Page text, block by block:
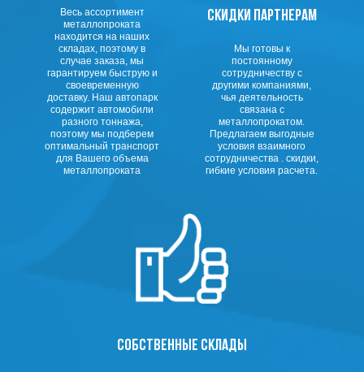
Весь ассортимент
металлопроката
находится на наших
складах, поэтому в
случае заказа, мы
гарантируем быструю и
своевременную
доставку. Наш автопарк
содержит автомобили
разного тоннажа,
поэтому мы подберем
оптимальный транспорт
для Вашего объема
металлопроката
СКИДКИ ПАРТНЕРАМ
Мы готовы к
постоянному
сотрудничеству с
другими компаниями,
чья деятельность
связана с
металлопрокатом.
Предлагаем выгодные
условия взаимного
сотрудничества . скидки,
гибкие условия расчета.
СОБСТВЕННЫЕ СКЛАДЫ